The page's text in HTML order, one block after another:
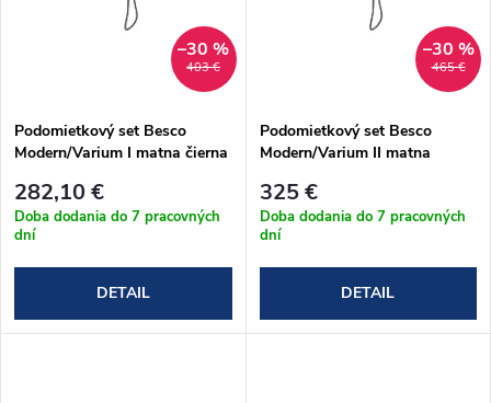
p
r
o
d
p
r
o
d
u
403 €
–30 %
Podomietkový set Besco
Modern/Varium I matna čierna
282,10 €
Doba dodania do 7 pracovných
dní
DETAIL
465 €
–30 %
Podomietkový set Besco
Modern/Varium II matna
325 €
Doba dodania do 7 pracovných
dní
DETAIL